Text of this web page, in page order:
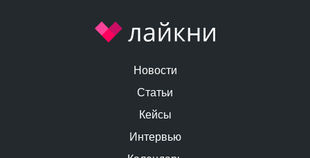
Новости
Статьи
Кейсы
Интервью